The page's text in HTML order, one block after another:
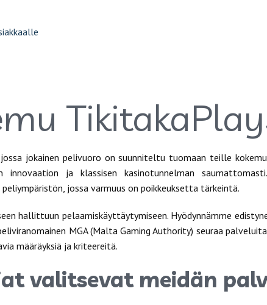
jokainen pelivuoro on suunniteltu tuomaan teille
innovaation ja klassisen kasinotunnelman
jossa varmuus on poikkeuksetta tärkeintä.
hallittuun pelaamiskäyttäytymiseen. Hyödynnämme
MGA (Malta Gaming Authority) seuraa
määräyksiä ja kriteereitä.
valitsevat meidän